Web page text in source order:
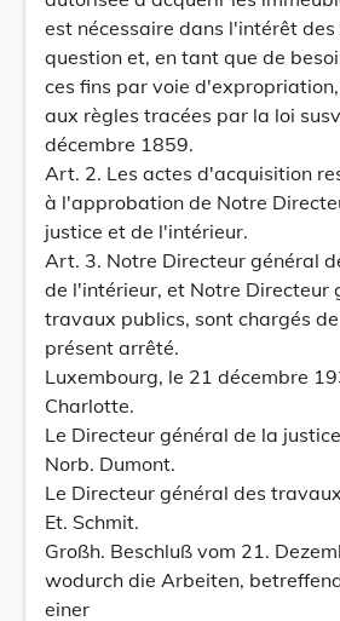
est nécessaire dans l'intérêt
question et, en tant que de
ces fins par voie
aux règles tracées par la loi
décembre 1859.
Art. 2. Les actes d'acquisition
à l'approbation de Notre
justice et de l'intérieur.
Art. 3. Notre Directeur général
de l'intérieur, et Notre Directeur
travaux publics, sont chargés
présent arrêté.
Luxembourg, le 21 décembre
Charlotte.
Le Directeur général de la
Norb. Dumont.
Le Directeur général des
Et. Schmit.
Großh. Beschluß vom 21.
wodurch die Arbeiten,
einer